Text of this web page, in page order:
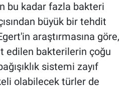
bu kadar fazla bakteri
büyük bir tehdit
araştırmasına göre,
edilen bakterilerin çoğu
sistemi zayıf
olabilecek türler de